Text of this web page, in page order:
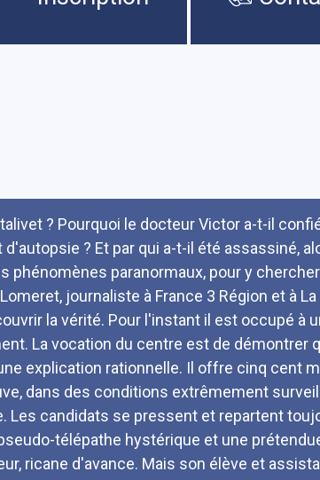
? Pourquoi le docteur Victor a-t-il
? Et par qui a-t-il été assassiné,
phénomènes paranormaux, pour y
journaliste à France 3 Région et à La
la vérité. Pour l'instant il est occupé à
La vocation du centre est de démontrer
explication rationnelle. Il offre cinq cent
dans des conditions extrêmement
Les candidats se pressent et repartent
télépathe hystérique et une
ricane d'avance. Mais son élève et